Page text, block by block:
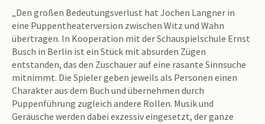
„Den großen Bedeutungsverlust hat Jochen Langner in
eine Puppentheaterversion zwischen Witz und Wahn
übertragen. In Kooperation mit der Schauspielschule Ernst
Busch in Berlin ist ein Stück mit absurden Zügen
entstanden, das den Zuschauer auf eine rasante Sinnsuche
mitnimmt. Die Spieler geben jeweils als Personen einen
Charakter aus dem Buch und übernehmen durch
Puppenführung zugleich andere Rollen. Musik und
Geräusche werden dabei exzessiv eingesetzt, der ganze